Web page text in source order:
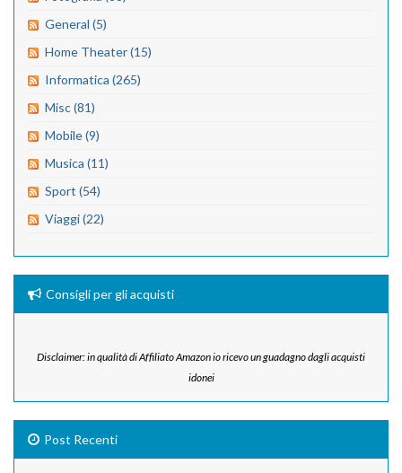
General (5)
Home Theater (15)
Informatica (265)
Misc (81)
Mobile (9)
Musica (11)
Sport (54)
Viaggi (22)
Consigli per gli acquisti
Disclaimer: in qualità di Affiliato Amazon io ricevo un guadagno dagli acquisti
idonei
Post Recenti